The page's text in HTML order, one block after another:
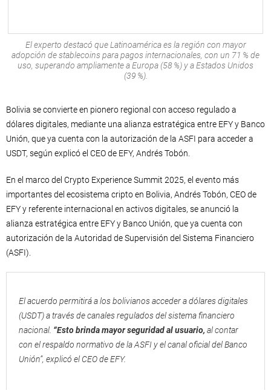
El experto destacó que Latinoamérica es la región con mayor
adopción de stablecoins para pagos internacionales, con un 71 % de
uso, superando ampliamente a Europa (58 %) y a Estados Unidos
(39 %).
Bolivia se convierte en pionero regional con acceso regulado a
dólares digitales, mediante una alianza estratégica entre EFY y Banco
Unión, que ya cuenta con la autorización de la ASFI para acceder a
USDT, según explicó el CEO de EFY, Andrés Tobón.
En el marco del Crypto Experience Summit 2025, el evento más
importantes del ecosistema cripto en Bolivia, Andrés Tobón, CEO de
EFY y referente internacional en activos digitales, se anunció la
alianza estratégica entre EFY y Banco Unión, que ya cuenta con
autorización de la Autoridad de Supervisión del Sistema Financiero
(ASFI).
El acuerdo permitirá a los bolivianos acceder a dólares digitales
(USDT) a través de canales regulados del sistema financiero
nacional. “Esto brinda mayor seguridad al usuario, al contar
con el respaldo normativo de la ASFI y el canal oficial del Banco
Unión”, explicó el CEO de EFY.